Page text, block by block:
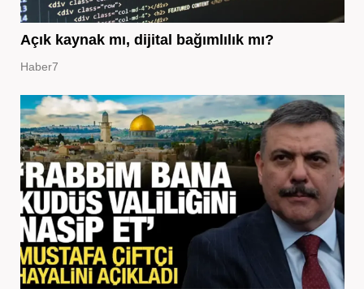
Açık kaynak mı, dijital bağımlılık mı?
Haber7